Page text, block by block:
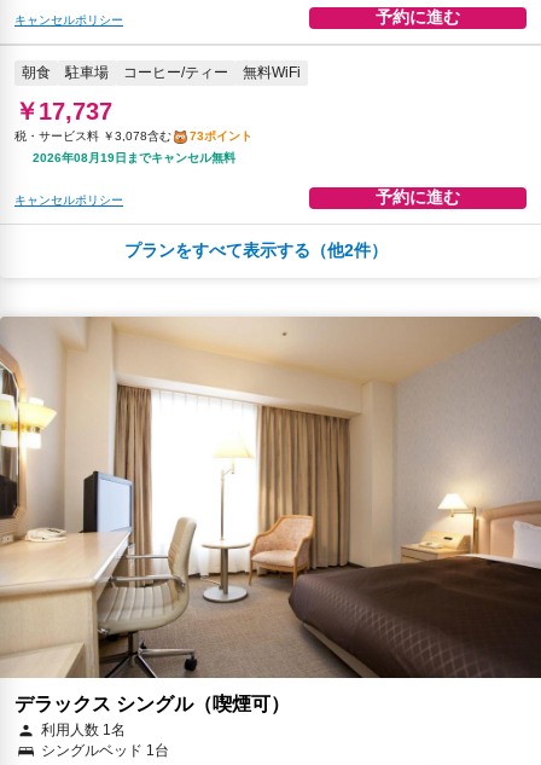
キャンセルポリシー 予約に進む
朝食 駐車場 コーヒー/ティー 無料WiFi
￥17,737
税・サービス料 ￥3,078含む
73ポイント
2026年08月19日までキャンセル無料
キャンセルポリシー 予約に進む
キャンセルポリシー
朝食 無料WiFi
￥25,178
税・サービス料 ￥2,315含む
114ポイント
2026年08月25日までキャンセル無料
キャンセルポリシー 予約に進む
プランをすべて表示する（他2件）
デラックス シングル（喫煙可）
利用人数 1名
シングルベッド 1台